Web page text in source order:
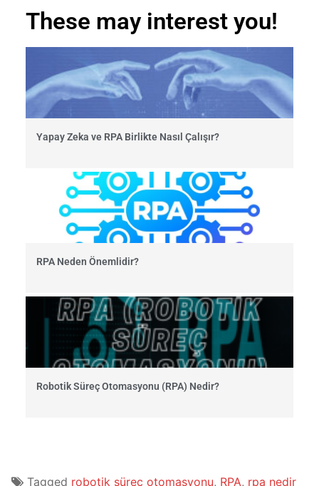
These may interest you!
Yapay Zeka ve RPA Birlikte Nasıl Çalışır?
RPA Neden Önemlidir?
Robotik Süreç Otomasyonu (RPA) Nedir?
Tagged robotik süreç otomasyonu, RPA, rpa nedir